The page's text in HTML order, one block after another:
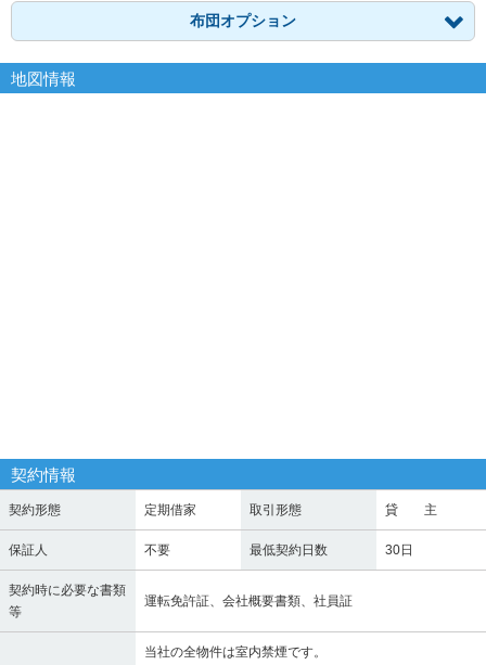
布団オプション
地図情報
契約情報
契約形態 定期借家 取引形態 貸 主
保証人 不要 最低契約日数 30日
契約時に必要な書類
等
運転免許証、会社概要書類、社員証
当社の全物件は室内禁煙です。